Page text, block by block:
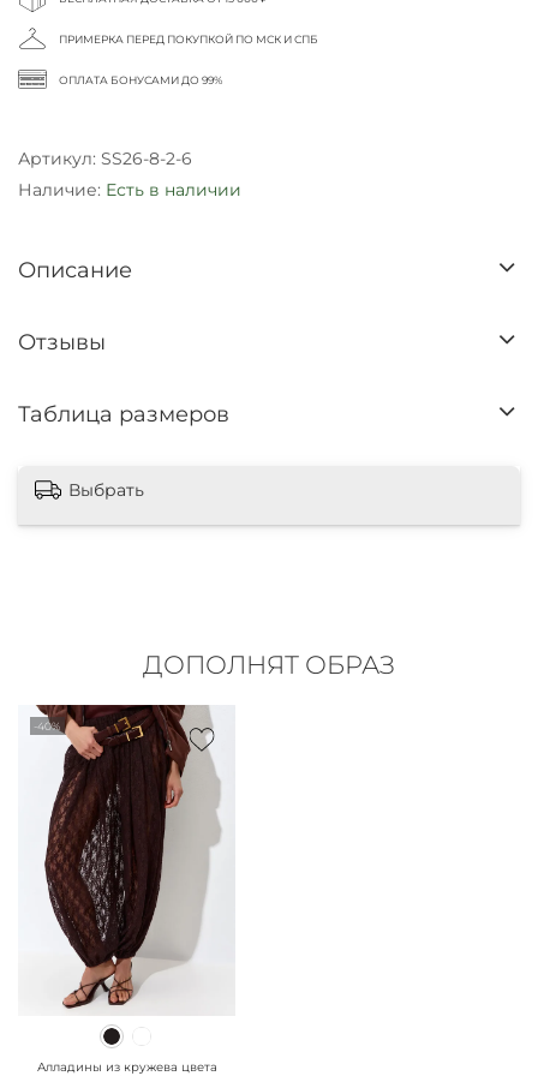
ПРИМЕРКА ПЕРЕД ПОКУПКОЙ ПО МСК И СПБ
ОПЛАТА БОНУСАМИ ДО 99%
Артикул: SS26-8-2-6
Наличие: Есть в наличии
Описание
Отзывы
Таблица размеров
Выбрать
ДОПОЛНЯТ ОБРАЗ
-40%
" class="js-prevent-
Алладины из кружева цвета